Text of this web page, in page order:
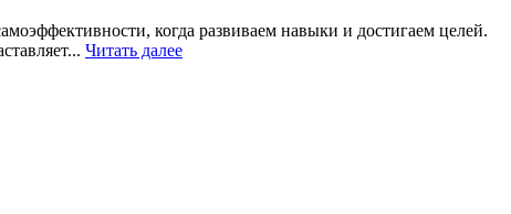
когда развиваем навыки и достигаем целей.
Читать далее